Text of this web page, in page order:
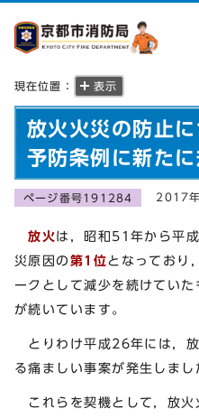
現在位置： 表示
放火火災の防止
予防条例に新た
ページ番号191284 2017
放火は，昭和51年から平
災原因の 第1位となっており
ークとして減少を続けてい
が続いています。
とりわけ平成26年には，
る痛ましい事案が発生しまし
これらを契機として，放火